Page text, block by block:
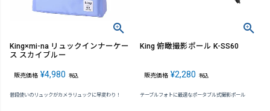
King×mi-na リュックインナーケー
ス スカイブルー
販売価格 ¥4,980 税込
普段使いのリュックがカメラリュックに早変わり！
King 俯瞰撮影ポール K-SS60
販売価格 ¥2,280 税込
テーブルフォトに最適なポータブル式撮影ポール